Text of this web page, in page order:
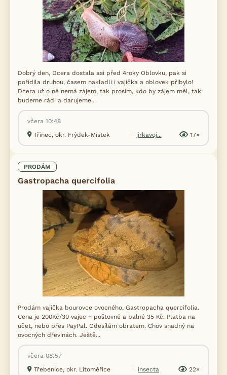
Dobrý den, Dcera dostala asi před 4roky Oblovku, pak si
pořídila druhou, časem nakladli i vajíčka a oblovek přibylo!
Dcera už o ně nemá zájem, tak prosím, kdo by zájem měl, tak
budeme rádi a darujeme...
včera 10:48
Třinec, okr. Frýdek-Místek
jirkavoj... 17×
PRODÁM
Gastropacha quercifolia
Prodám vajíčka bourovce ovocného, Gastropacha quercifolia.
Cena je 200Kč/30 vajec + poštovné a balné 35 Kč. Platba na
účet, nebo přes PayPal. Odesílám obratem. Chov snadný na
ovocných dřevinách. Ještě...
včera 08:57
Třebenice, okr. Litoměřice
insecta 22×